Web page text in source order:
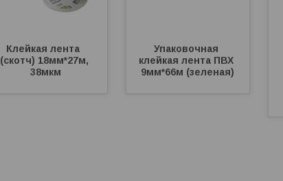
Клейкая лента
(скотч) 18мм*27м,
38мкм
Упаковочная
клейкая лента ПВХ
9мм*66м (зеленая)